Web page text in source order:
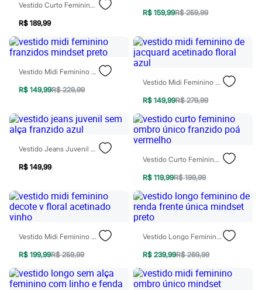
Beleza
Kits
Perfumes árabes
Novidades
Cabelos
Escovas e Pentes
Finalizadores
Shampoo
Cuidados com o corpo
Hidratante
Protetor solar
Tratamento
Esfoliante
Protetor solar
Tônicos
Maquiagens
Base
Blush
Corretivo
Gloss
Pó facial
Sombras
Vestido Curto Feminino Com Ombreiras Franzido Mindset Preto
R$ 189,99
R$ 159,99R$ 259,99
Vestido Midi Feminino Franzidos Mindset Preto
R$ 149,99R$ 229,99
Vestido Midi Feminino De Jacquard Acetinado Floral Azul
R$ 149,99R$ 279,99
Vestido Jeans Juvenil Sem Alça Franzido Azul
R$ 149,99
Vestido Curto Feminino Ombro Único Franzido Poá Vermelho
R$ 119,99R$ 199,99
Vestido Midi Feminino Decote V Floral Acetinado Vinho
R$ 199,99R$ 259,99
Vestido Longo Feminino De Renda Frente Única Mindset Preto
R$ 239,99R$ 269,99